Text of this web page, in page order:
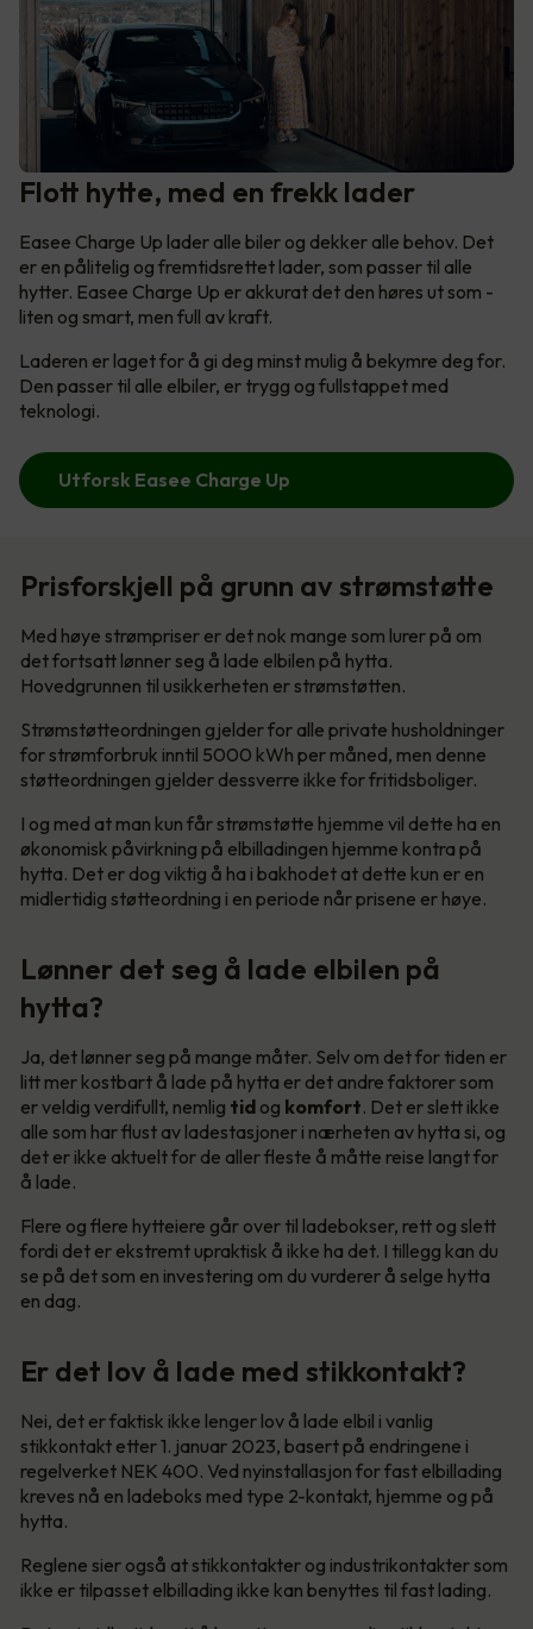
Flott hytte, med en frekk lader
Easee Charge Up lader alle biler og dekker alle behov. Det
er en pålitelig og fremtidsrettet lader, som passer til alle
hytter. Easee Charge Up er akkurat det den høres ut som -
liten og smart, men full av kraft.
Laderen er laget for å gi deg minst mulig å bekymre deg for.
Den passer til alle elbiler, er trygg og fullstappet med
teknologi.
Utforsk Easee Charge Up
Prisforskjell på grunn av strømstøtte
Med høye strømpriser er det nok mange som lurer på om
det fortsatt lønner seg å lade elbilen på hytta.
Hovedgrunnen til usikkerheten er strømstøtten.
Strømstøtteordningen gjelder for alle private husholdninger
for strømforbruk inntil 5000 kWh per måned, men denne
støtteordningen gjelder dessverre ikke for fritidsboliger.
I og med at man kun får strømstøtte hjemme vil dette ha en
økonomisk påvirkning på elbilladingen hjemme kontra på
hytta. Det er dog viktig å ha i bakhodet at dette kun er en
midlertidig støtteordning i en periode når prisene er høye.
Lønner det seg å lade elbilen på
hytta?
Ja, det lønner seg på mange måter. Selv om det for tiden er
litt mer kostbart å lade på hytta er det andre faktorer som
er veldig verdifullt, nemlig tid og komfort. Det er slett ikke
alle som har flust av ladestasjoner i nærheten av hytta si, og
det er ikke aktuelt for de aller fleste å måtte reise langt for
å lade.
Flere og flere hytteiere går over til ladebokser, rett og slett
fordi det er ekstremt upraktisk å ikke ha det. I tillegg kan du
se på det som en investering om du vurderer å selge hytta
en dag.
Er det lov å lade med stikkontakt?
Nei, det er faktisk ikke lenger lov å lade elbil i vanlig
stikkontakt etter 1. januar 2023, basert på endringene i
regelverket NEK 400. Ved nyinstallasjon for fast elbillading
kreves nå en ladeboks med type 2-kontakt, hjemme og på
hytta.
Reglene sier også at stikkontakter og industrikontakter som
ikke er tilpasset elbillading ikke kan benyttes til fast lading.